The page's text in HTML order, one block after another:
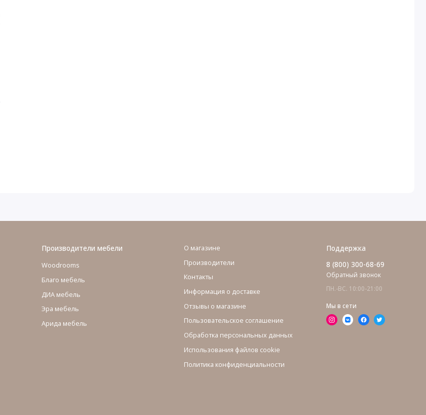
Производители мебели
Woodrooms
Благо мебель
ДИА мебель
Эра мебель
Арида мебель
О магазине
Производители
Контакты
Информация о доставке
Отзывы о магазине
Пользовательское соглашение
Обработка персональных данных
Использования файлов cookie
Политика конфиденциальности
Поддержка
8 (800) 300-68-69
Обратный звонок
ПН.-ВС. 10:00-21:00
Мы в сети